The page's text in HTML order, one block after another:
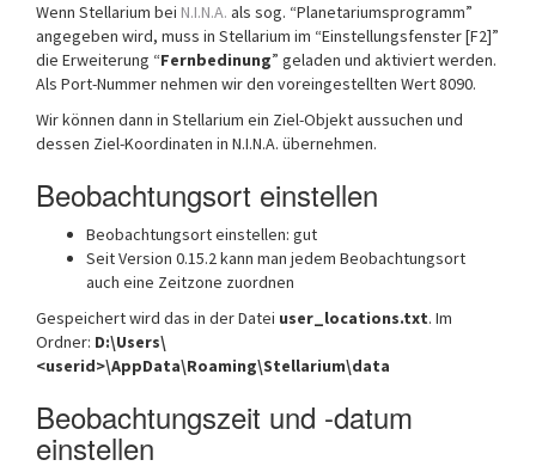
Wenn Stellarium bei N.I.N.A. als sog. “Planetariumsprogramm”
angegeben wird, muss in Stellarium im “Einstellungsfenster [F2]”
die Erweiterung “Fernbedinung” geladen und aktiviert werden.
Als Port-Nummer nehmen wir den voreingestellten Wert 8090.
Wir können dann in Stellarium ein Ziel-Objekt aussuchen und
dessen Ziel-Koordinaten in N.I.N.A. übernehmen.
Beobachtungsort einstellen
Beobachtungsort einstellen: gut
Seit Version 0.15.2 kann man jedem Beobachtungsort
auch eine Zeitzone zuordnen
Gespeichert wird das in der Datei user_locations.txt. Im
Ordner: D:\Users\
<userid>\AppData\Roaming\Stellarium\data
Beobachtungszeit und -datum
einstellen